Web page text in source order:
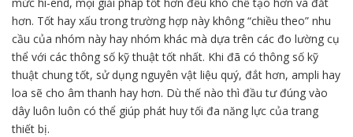
hơn. Tốt hay xấu trong trường hợp này không “chiều theo” nhu
cầu của nhóm này hay nhóm khác mà dựa trên các đo lường cụ
thể với các thông số kỹ thuật tốt nhất. Khi đã có thông số kỹ
thuật chung tốt, sử dụng nguyên vật liệu quý, đắt hơn, ampli hay
loa sẽ cho âm thanh hay hơn. Dù thế nào thì đầu tư đúng vào
dây luôn luôn có thể giúp phát huy tối đa năng lực của trang
thiết bị.